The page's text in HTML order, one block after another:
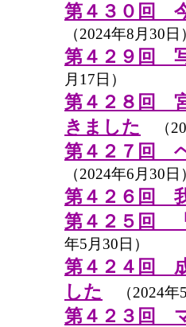
第４３０回
（2024年8月30日
第４２９回
月17日）
第４２８回
きました
（
第４２７回
（2024年6月30日
第４２６回
第４２５回
年5月30日）
第４２４回
した
（2024年5
第４２３回